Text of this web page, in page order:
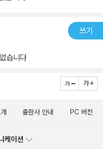
쓰기
습니다
출판사 안내 PC 버전
케이션